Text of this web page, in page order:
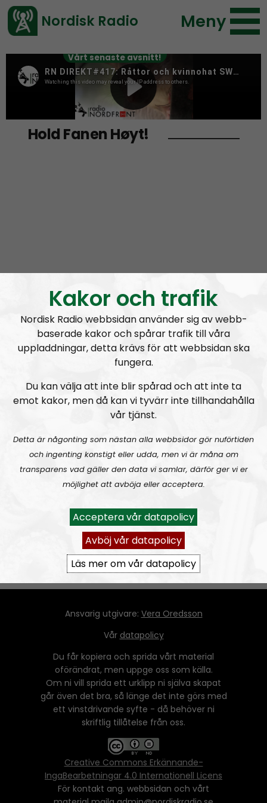
Vårt senaste avsnitt!
Nordisk Radio Meny
Hold Fanen Høyt!
1 2 … 11 Next
Ansvarig utgivare: Vera Oredsson
Vår datapolicy
Du får kopiera och sprida vårt material
oförändrat, men uppge oss som källa.
Om ni vill sprida ett urklipp ni själva skapat
går även det bra, så länge det inte görs med
ett vinstdrivande syfte - då behöver ni
skriftlig tillåtelse från oss.
Creative Commons Erkännande-
IngaBearbetningar 4.0 Internationell Licens
För kontakt ang. webbsidan och vårt
Kakor och trafik
Nordisk Radio webbsidan använder sig av webb-
baserade kakor och spårar trafik till våra
uppladdningar, detta krävs för att webbsidan ska
fungera.
Du kan välja att inte blir spårad och att inte ta
emot kakor, men då kan vi tyvärr inte tillhandahålla
vår tjänst.
Detta är någonting som nästan alla webbsidor gör nuförtiden
och ingenting konstigt eller udda, men vi är måna om
transparens vad gäller den data vi samlar, därför ger vi er
möjlighet att avböja eller acceptera.
Acceptera vår datapolicy
Avböj vår datapolicy
Läs mer om vår datapolicy